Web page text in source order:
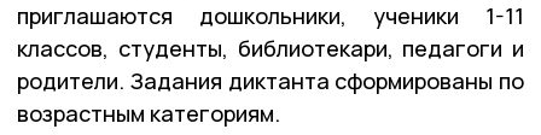
приглашаются дошкольники, ученики 1-11
классов, студенты, библиотекари, педагоги и
родители. Задания диктанта сформированы по
возрастным категориям.